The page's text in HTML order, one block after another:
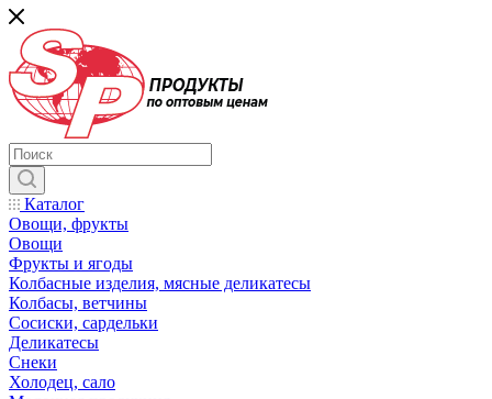
Каталог
Овощи, фрукты
Овощи
Фрукты и ягоды
Колбасные изделия, мясные деликатесы
Колбасы, ветчины
Сосиски, сардельки
Деликатесы
Снеки
Холодец, сало